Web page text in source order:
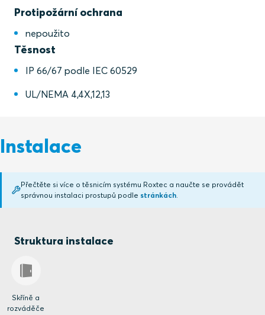
Protipožární ochrana
nepoužito
Těsnost
IP 66/67 podle IEC 60529
UL/NEMA 4,4X,12,13
Instalace
Přečtěte si více o těsnicím systému Roxtec a naučte se provádět
správnou instalaci prostupů podle stránkách.
Struktura instalace
Skříně a
rozváděče